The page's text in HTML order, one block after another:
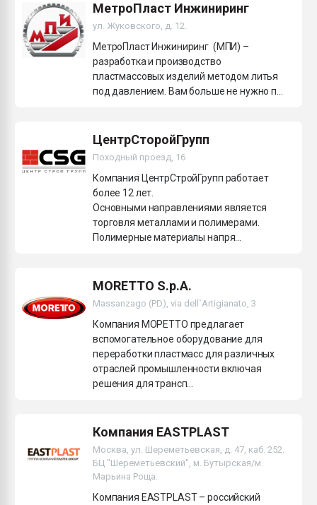
МетроПласт Инжиниринг
ул. Жуковского, д. 12.
МетроПласт Инжиниринг (МПИ) –
разработка и производство
пластмассовых изделий методом литья
под давлением. Вам больше не нужно п...
ЦентрСторойГрупп
Походный проезд, 16
Компания ЦентрСтройГрупп работает
более 12 лет.
Основными направлениями является
торговля металлами и полимерами.
Полимерные материалы напря...
MORETTO S.p.A.
Massanzago (PD), via dell`Artigianato, 3
Компания МОРЕТТО предлагает
вспомогательное оборудование для
переработки пластмасс для различных
отраслей промышленности включая
решения для трансп...
Компания EASTPLAST
Москва, ул. Шереметьевская, д. 47, каб. 252.
БЦ "Шереметьевский", м. Бутырская/м.
Марьина Роща.
Компания EASTPLAST – российский